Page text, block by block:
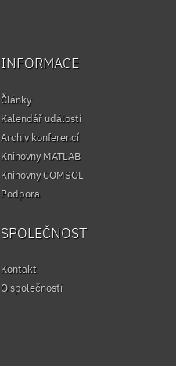
INFORMACE
Články
Kalendář událostí
Archiv konferencí
Knihovny MATLAB
Knihovny COMSOL
Podpora
SPOLEČNOST
Kontakt
O společnosti